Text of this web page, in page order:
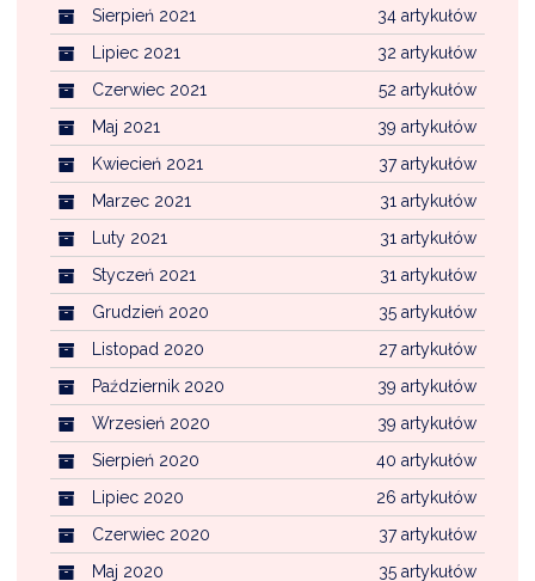
34 artykułów
Sierpień 2021
32 artykułów
Lipiec 2021
52 artykułów
Czerwiec 2021
39 artykułów
Maj 2021
37 artykułów
Kwiecień 2021
31 artykułów
Marzec 2021
31 artykułów
Luty 2021
31 artykułów
Styczeń 2021
35 artykułów
Grudzień 2020
27 artykułów
Listopad 2020
39 artykułów
Październik 2020
39 artykułów
Wrzesień 2020
40 artykułów
Sierpień 2020
26 artykułów
Lipiec 2020
37 artykułów
Czerwiec 2020
35 artykułów
Maj 2020